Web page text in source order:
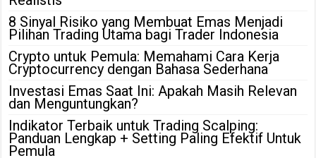
8 Sinyal Risiko yang Membuat Emas Menjadi
Pilihan Trading Utama bagi Trader Indonesia
Crypto untuk Pemula: Memahami Cara Kerja
Cryptocurrency dengan Bahasa Sederhana
Investasi Emas Saat Ini: Apakah Masih Relevan
dan Menguntungkan?
Indikator Terbaik untuk Trading Scalping:
Panduan Lengkap + Setting Paling Efektif Untuk
Pemula